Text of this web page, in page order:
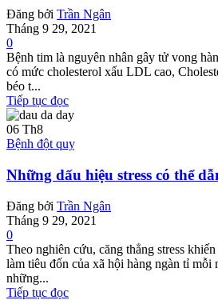
Đăng bởi Trần Ngân
Tháng 9 29, 2021
0
Bệnh tim là nguyên nhân gây tử vong
có mức cholesterol xấu LDL cao,
béo t...
Tiếp tục đọc
06 Th8
Bệnh đột quỵ
Những dấu hiệu stress có thể
Đăng bởi Trần Ngân
Tháng 9 29, 2021
0
Theo nghiên cứu, căng thẳng stress
làm tiêu đốn của xã hội hàng ngàn tỉ mỗi
những...
Tiếp tục đọc